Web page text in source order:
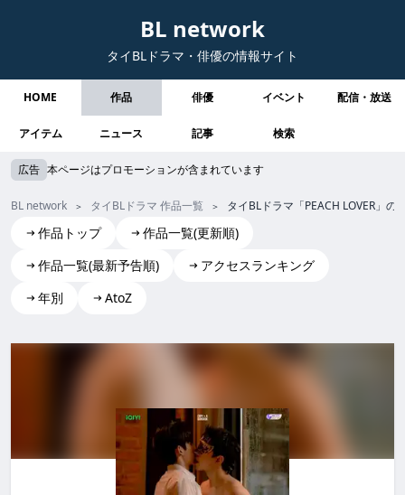
BL network
タイBLドラマ・俳優の情報サイト
HOME 作品 俳優 イベント 配信・放送
アイテム ニュース 記事 検索
広告 本ページはプロモーションが含まれています
BL network タイBLドラマ 作品一覧 タイBLドラマ「PEACH LOVER」
作品トップ
作品一覧(更新順)
作品一覧(最新予告順)
アクセスランキング
年別
AtoZ
PEACH LOVER peach lover PEACHLOVER PEACH LOVER